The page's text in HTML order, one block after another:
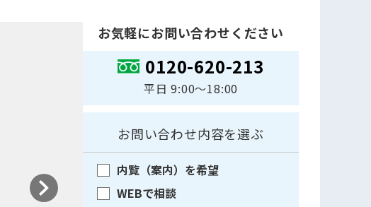
お気軽にお問い合わせください
0120-620-213
平日 9:00〜18:00
お問い合わせ内容を選ぶ
内覧（案内）を希望
WEBで相談